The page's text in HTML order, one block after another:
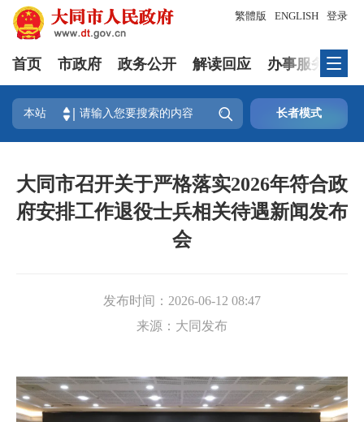
登录
繁體版 ENGLISH
首页 市政府 政务公开 解读回应 办事服务
本站  长者模式
大同市召开关于严格落实2026年符合政
府安排工作退役士兵相关待遇新闻发布
会
发布时间： 2026-06-12 08:47
来源： 大同发布